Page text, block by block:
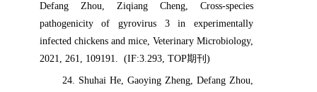
Defang Zhou, Ziqiang Cheng, Cross-species
pathogenicity of gyrovirus 3 in experimentally
infected chickens and mice, Veterinary Microbiology,
2021, 261, 109191. (IF:3.293, TOP期刊 )
24. Shuhai He, Gaoying Zheng, Defang Zhou,